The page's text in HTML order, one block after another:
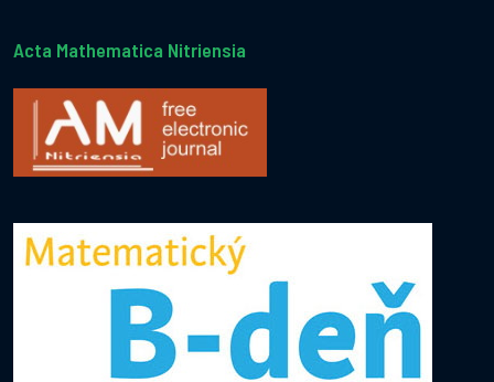
Acta Mathematica Nitriensia